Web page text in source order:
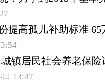
提高孤儿补助标准
镇居民社会养老保
13:47